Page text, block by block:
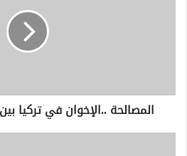
.
المصالحة ..الإخوان في تركيا